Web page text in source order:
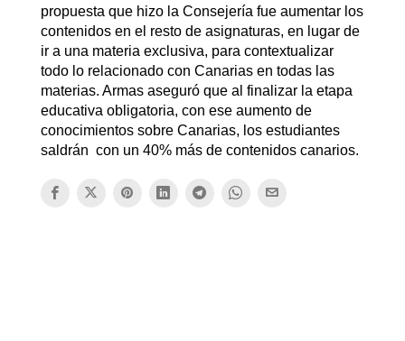
propuesta que hizo la Consejería fue aumentar los
contenidos en el resto de asignaturas, en lugar de
ir a una materia exclusiva, para contextualizar
todo lo relacionado con Canarias en todas las
materias. Armas aseguró que al finalizar la etapa
educativa obligatoria, con ese aumento de
conocimientos sobre Canarias, los estudiantes
saldrán con un 40% más de contenidos canarios.